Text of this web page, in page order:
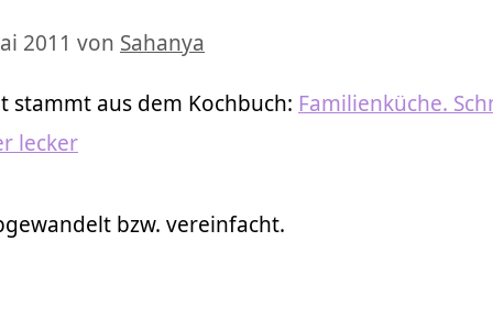
2011 von Sahanya
stammt aus dem Kochbuch: Familienküche.
lecker
bzw. vereinfacht.